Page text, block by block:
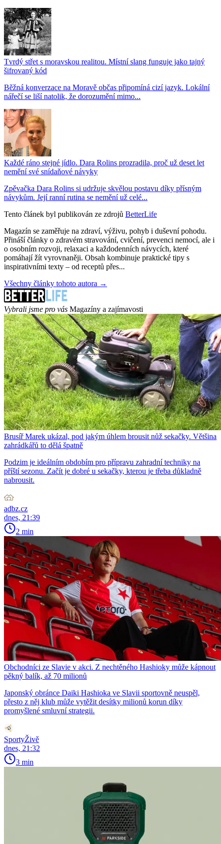
Tvrdý střet s moravskou realitou. Místní slang funguje jako tajný
šifrovaný kód
Běžná konverzace na Moravě občas připomíná cizí jazyk. Lokální
nářečí se liší natolik, že dorozumění mimo...
Každé ráno stejné jídlo. Dara Rolins prozradila, proč už deset let
nemění své snídaňové návyky
Zpěvačka Dara Rolins si udržuje skvělou postavu díky přísným
návykům. Její ranní rutina se nemění už celé...
Tento článek byl publikován ze zdrojů BetterLife
Magazín se zaměřuje na zdraví, výživu, pohyb i duševní pohodu.
Přináší články o zdravém stravování, cvičení, prevenci nemocí, ale i
o osobním rozvoji, relaxaci a každodenních návycích, které
pomáhají žít vyrovnaněji. Obsah kombinuje praktické tipy s
inspirativními texty – od receptů přes...
Všechny články tohoto autora →
Vybrali jsme pro vás Magazíny a zajímavosti
Brusíř Marek ukázal, pod jakým úhlem brousit nůž sekačky. Většina
zahrádkářů to dělá špatně
Podzim je ideálním obdobím pro přípravu zahradní techniky na
příští sezonu. Začít je dobré u sekačky, kterou je třeba důkladně
nabrousit.
adbz.cz
dnes, 21:39
2 min
Obchodníci ze Slavie v akci. Z nechtěného Hashioky může kápnout
pěkný balík, až 70 milionů
Japonský obránce Daiki Hashioka ve Slavii sportovně neuspěl,
přesto z něj klub může vytěžit desítky milionů korun díky
promyšlené smluvní strategii.
SportyŽivě
dnes, 21:32
3 min